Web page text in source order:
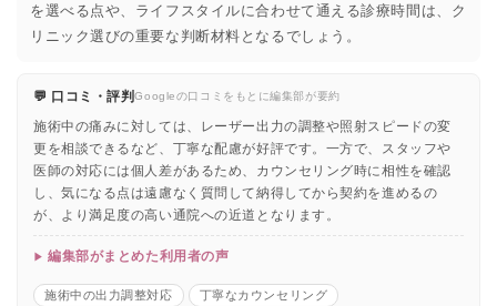
を選べる点や、ライフスタイルに合わせて通える診療時間は、ク
リニック選びの重要な判断材料となるでしょう。
💬 口コミ・評判Googleの口コミをもとに編集部が要約
施術中の痛みに対しては、レーザー出力の調整や照射スピードの変
更を相談できるなど、丁寧な配慮が好評です。一方で、スタッフや
医師の対応には個人差があるため、カウンセリング時に相性を確認
し、気になる点は遠慮なく質問して納得してから契約を進めるの
が、より満足度の高い通院への近道となります。
編集部がまとめた利用者の声
施術中の出力調整対応 丁寧なカウンセリング